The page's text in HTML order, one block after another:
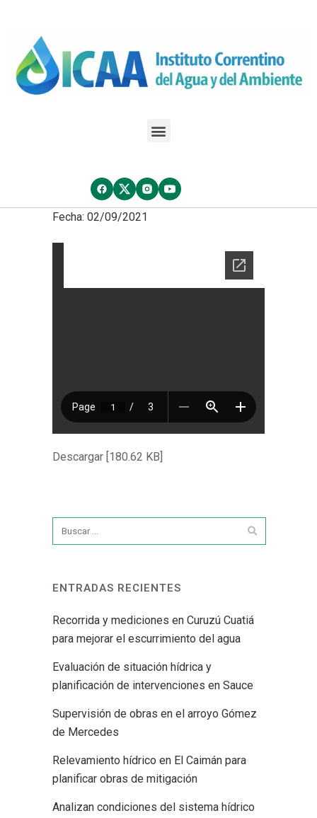
Fecha: 02/09/2021
Descargar [180.62 KB]
ENTRADAS RECIENTES
Recorrida y mediciones en Curuzú Cuatiá
para mejorar el escurrimiento del agua
Evaluación de situación hídrica y
planificación de intervenciones en Sauce
Supervisión de obras en el arroyo Gómez
de Mercedes
Relevamiento hídrico en El Caimán para
planificar obras de mitigación
Analizan condiciones del sistema hídrico